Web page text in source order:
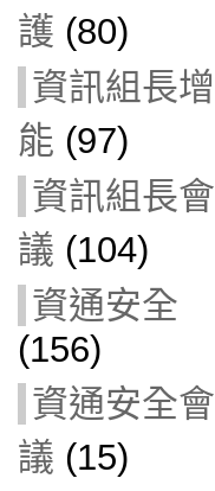
護 (80)
資訊組長增
能 (97)
資訊組長會
議 (104)
資通安全
(156)
資通安全會
議 (15)